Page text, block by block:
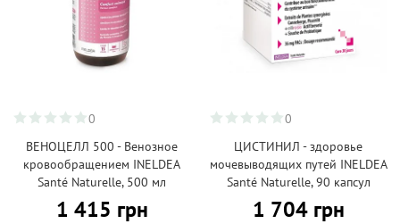
0
ВЕНОЦЕЛЛ 500 - Венозное
кровообращением INELDEA
Santé Naturelle, 500 мл
1 415 грн
0
ЦИСТИНИЛ - здоровье
мочевыводящих путей INELDEA
Santé Naturelle, 90 капсул
1 704 грн